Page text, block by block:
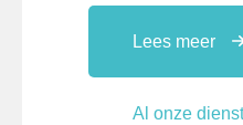
Lees meer
Al onze